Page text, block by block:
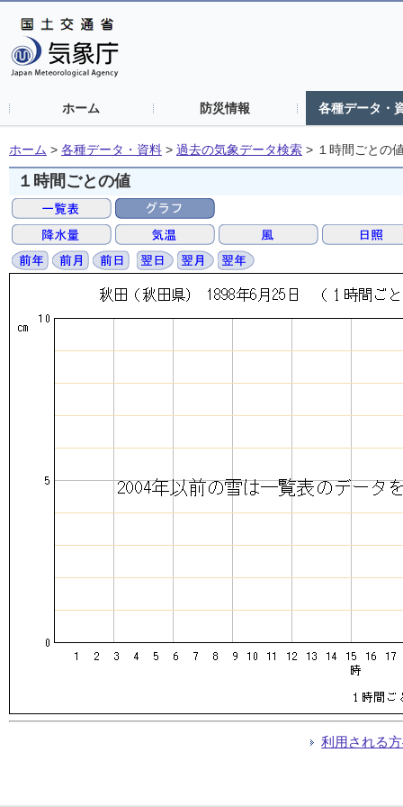
ホーム 防災情報 各種データ・
ホーム > 各種データ・資料 > 過去の気象データ検索 > １時間ごとの
１時間ごとの値
利用される